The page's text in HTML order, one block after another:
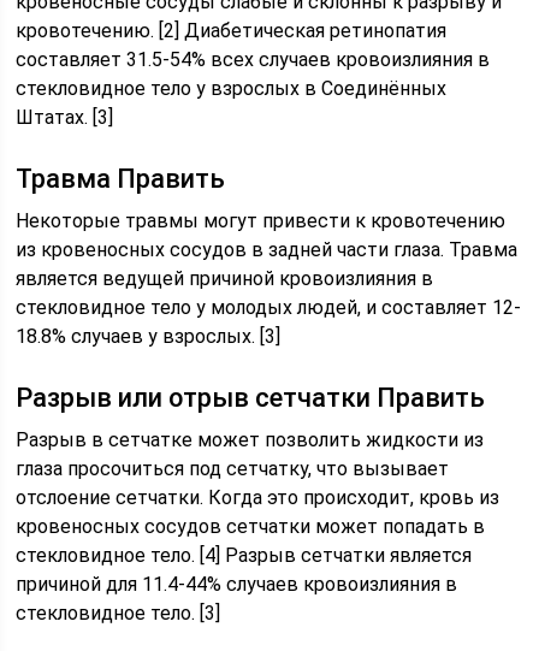
кровотечению. [2] Диабетическая ретинопатия
составляет 31.5-54% всех случаев кровоизлияния в
стекловидное тело у взрослых в Соединённых
Штатах. [3]
Травма Править
Некоторые травмы могут привести к кровотечению
из кровеносных сосудов в задней части глаза. Травма
является ведущей причиной кровоизлияния в
стекловидное тело у молодых людей, и составляет 12-
18.8% случаев у взрослых. [3]
Разрыв или отрыв сетчатки Править
Разрыв в сетчатке может позволить жидкости из
глаза просочиться под сетчатку, что вызывает
отслоение сетчатки. Когда это происходит, кровь из
кровеносных сосудов сетчатки может попадать в
стекловидное тело. [4] Разрыв сетчатки является
причиной для 11.4-44% случаев кровоизлияния в
стекловидное тело. [3]